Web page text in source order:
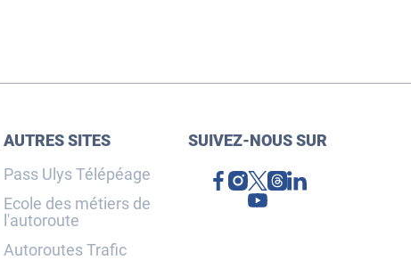
AUTRES SITES
Pass Ulys Télépéage
Ecole des métiers de
l'autoroute
Autoroutes Trafic
SUIVEZ-NOUS SUR